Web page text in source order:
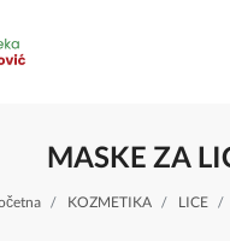
MASKE ZA
KOZMETIKA LICE